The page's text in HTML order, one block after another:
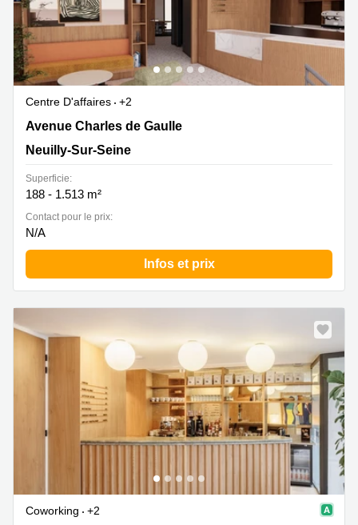
Centre D'affaires
+2
145 Avenue Charles de Gaulle, Neuilly-Sur-Seine
Avenue Charles de Gaulle
Neuilly-Sur-Seine
Superficie:
188 - 1.513 m²
Contact pour le prix:
N/A
Infos et prix
Coworking +2